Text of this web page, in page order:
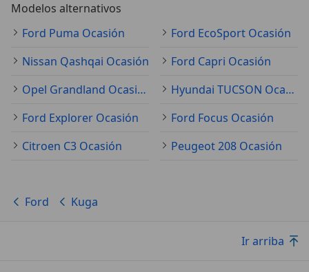
Modelos alternativos
Ford Puma Ocasión
Ford EcoSport Ocasión
Nissan Qashqai Ocasión
Ford Capri Ocasión
Opel Grandland Ocasión
Hyundai TUCSON Ocasión
Ford Explorer Ocasión
Ford Focus Ocasión
Citroen C3 Ocasión
Peugeot 208 Ocasión
Ford Kuga
Ir arriba